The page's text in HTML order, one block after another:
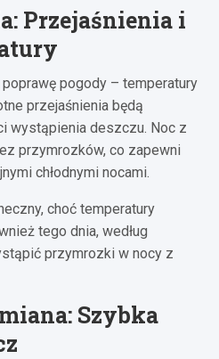
Przejaśnienia i
pogody – temperatury
przejaśnienia będą
wystąpienia deszczu. Noc z
przymrozków, co zapewni
chłodnymi nocami.
choć temperatury
tego dnia, według
przymrozki w nocy z
Szybka